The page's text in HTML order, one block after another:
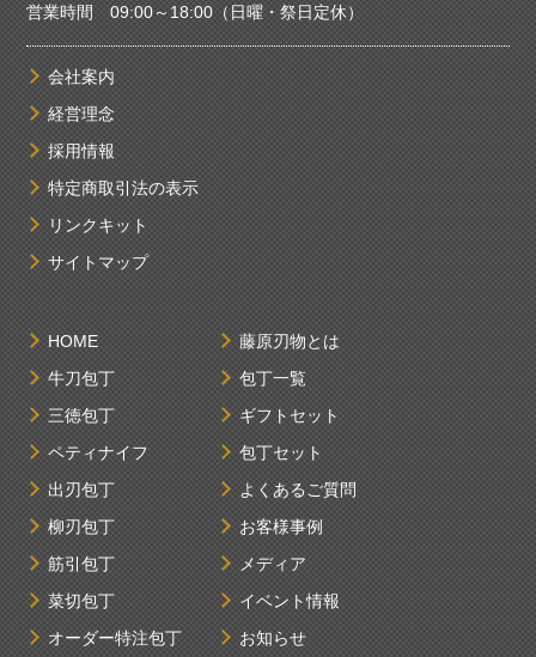
営業時間 09:00～18:00（日曜・祭日定休）
会社案内
経営理念
採用情報
特定商取引法の表示
リンクキット
サイトマップ
HOME
牛刀包丁
三徳包丁
ペティナイフ
出刃包丁
柳刃包丁
筋引包丁
菜切包丁
オーダー特注包丁
藤原刃物とは
包丁一覧
ギフトセット
包丁セット
よくあるご質問
お客様事例
メディア
イベント情報
お知らせ